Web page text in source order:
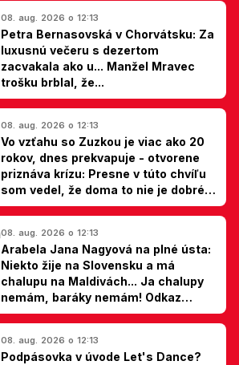
08. aug. 2026 o 12:13
Petra Bernasovská v Chorvátsku: Za
luxusnú večeru s dezertom
zacvakala ako u... Manžel Mravec
trošku brblal, že...
08. aug. 2026 o 12:13
Vo vzťahu so Zuzkou je viac ako 20
rokov, dnes prekvapuje - otvorene
priznáva krízu: Presne v túto chvíľu
som vedel, že doma to nie je dobré,
hovorí Milan Ondrík
08. aug. 2026 o 12:13
Arabela Jana Nagyová na plné ústa:
Niekto žije na Slovensku a má
chalupu na Maldivách... Ja chalupy
nemám, baráky nemám! Odkaz
Slovákom
08. aug. 2026 o 12:13
Podpásovka v úvode Let's Dance?